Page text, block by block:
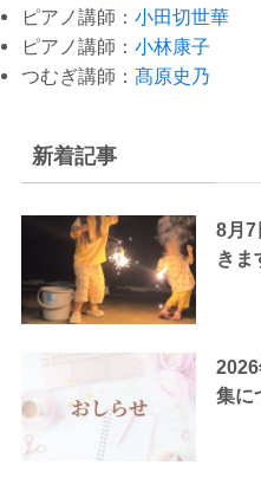
ピアノ講師： 小田切世華
ピアノ講師： 小林康子
つむぎ講師： 髙原史乃
新着記事
8月7
きま
集に